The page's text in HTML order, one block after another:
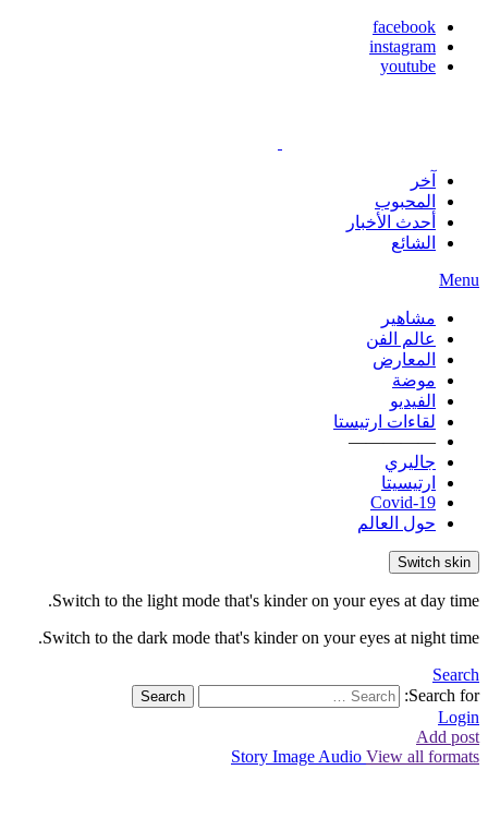
facebook
instagram
youtube
آخر
المحبوب
أحدث الأخبار
الشائع
Menu
مشاهير
عالم الفن
المعارض
موضة
الفيديو
لقاءات ارتيستا
—————
جاليري
ارتيسيتا
Covid-19
حول العالم
Switch skin
Switch to the light mode that's kinder on your eyes at day time.
Switch to the dark mode that's kinder on your eyes at night time.
Search
Search for:
Search
Login
Add post
Story Image Audio View all formats